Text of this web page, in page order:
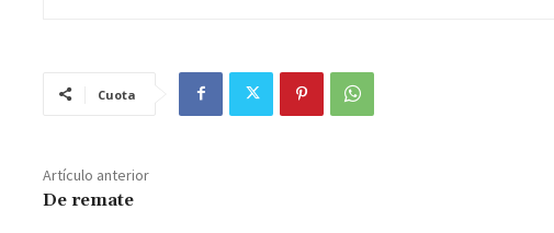
Cuota
Artículo anterior
De remate